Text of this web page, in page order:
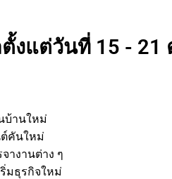
แต่วันที่ 15 - 21
บ้านใหม่
ต์คันใหม่
จรจางานต่าง ๆ
เริ่มธุรกิจใหม่